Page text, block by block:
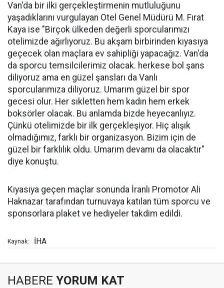
Van'da bir ilki gerçekleştirmenin mutluluğunu
yaşadıklarını vurgulayan Otel Genel Müdürü M. Fırat
Kaya ise "Birçok ülkeden değerli sporcularımızı
otelimizde ağırlıyoruz. Bu akşam birbirinden kıyasıya
geçecek olan maçlara ev sahipliği yapacağız. Van'da
da sporcu temsilcilerimiz olacak. herkese bol şans
diliyoruz ama en güzel şansları da Vanlı
sporcularımıza diliyoruz. Umarım güzel bir spor
gecesi olur. Her sıkletten hem kadın hem erkek
boksörler olacak. Bu anlamda bizde heyecanlıyız.
Çünkü otelimizde bir ilk gerçekleşiyor. Hiç alışık
olmadığımız, farklı bir organizasyon. Bizim için de
güzel bir farklılık oldu. Umarım devamı da olacaktır"
diye konuştu.
Kıyasıya geçen maçlar sonunda İranlı Promotor Ali
Haknazar tarafından turnuvaya katılan tüm sporcu ve
sponsorlara plaket ve hediyeler takdim edildi.
Kaynak: İHA
HABERE YORUM KAT